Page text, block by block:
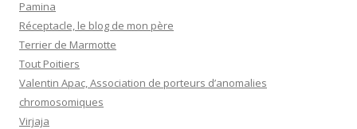
Pamina
Réceptacle, le blog de mon père
Terrier de Marmotte
Tout Poitiers
Valentin Apac, Association de porteurs d’anomalies
chromosomiques
Virjaja